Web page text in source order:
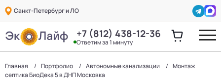
Санкт-Петербург и ЛО
+7 (812) 438-12-36
Ответим за 1 минуту
Главная Портфолио Автономные канализации
Монтаж
септика БиоДека 5 в ДНП Московка